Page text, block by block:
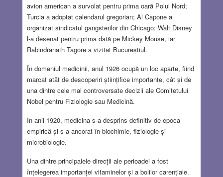
avion american a survolat pentru prima oară Polul Nord;
Turcia a adoptat calendarul gregorian; Al Capone a
organizat sindicatul gangsterilor din Chicago; Walt Disney
l-a desenat pentru prima dată pe Mickey Mouse, iar
Rabindranath Tagore a vizitat Bucureștiul.
În domeniul medicinii, anul 1926 ocupă un loc aparte, fiind
marcat atât de descoperiri științifice importante, cât și de
una dintre cele mai controversate decizii ale Comitetului
Nobel pentru Fiziologie sau Medicină.
În anii 1920, medicina s-a desprins definitiv de epoca
empirică și s-a ancorat în biochimie, fiziologie și
microbiologie.
Una dintre principalele direcții ale perioadei a fost
înțelegerea importanței vitaminelor și a bolilor carențiale.